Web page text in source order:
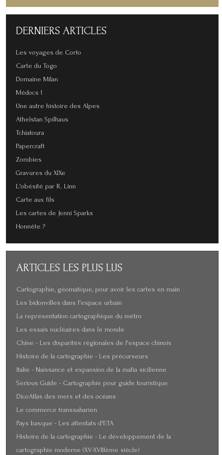
DERNIERS ARTICLES
Les voyages de Corto
Carte du Togo
Domaine Milan
Médocs !
Une autre histoire des Alpes
Athelstan Spilhaus
Tchiatoura
Papercraft
Zombies
Gravures du XIXe
L'obésité par R. Linn
Carte aux fils
Les cartes de Jenni Sparks
Honnête ?
ARTICLES LES PLUS LUS
Cartographie, géomatique, pour avoir les cartes en main
Les bidonvilles dans l'espace urbain
La représentation cartographique du métro
Les essais nucléaires dans le monde
Chine - Les disparités régionales de l'espace chinois
Histoire de la cartographie - Les précurseurs
Italie - Naissance et expansion de la mafia sicilienne
Serious Guide - Cartographie pour guide touristique
DicoAtlas des mers et des océans
Le commerce transsaharien
Pays basque - Les attentats d'ETA
Histoire de la cartographie - Le développement de la
cartographie moderne (XV-XVIIIème siècle)